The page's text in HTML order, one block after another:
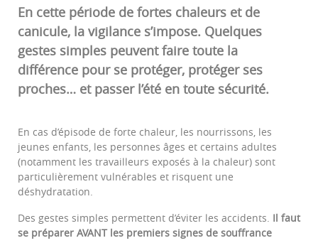
En cette période de fortes chaleurs et de
canicule, la vigilance s’impose. Quelques
gestes simples peuvent faire toute la
différence pour se protéger, protéger ses
proches… et passer l’été en toute sécurité.
En cas d’épisode de forte chaleur, les nourrissons, les
jeunes enfants, les personnes âges et certains adultes
(notamment les travailleurs exposés à la chaleur) sont
particulièrement vulnérables et risquent une
déshydratation.
Des gestes simples permettent d’éviter les accidents. Il faut
se préparer AVANT les premiers signes de souffrance